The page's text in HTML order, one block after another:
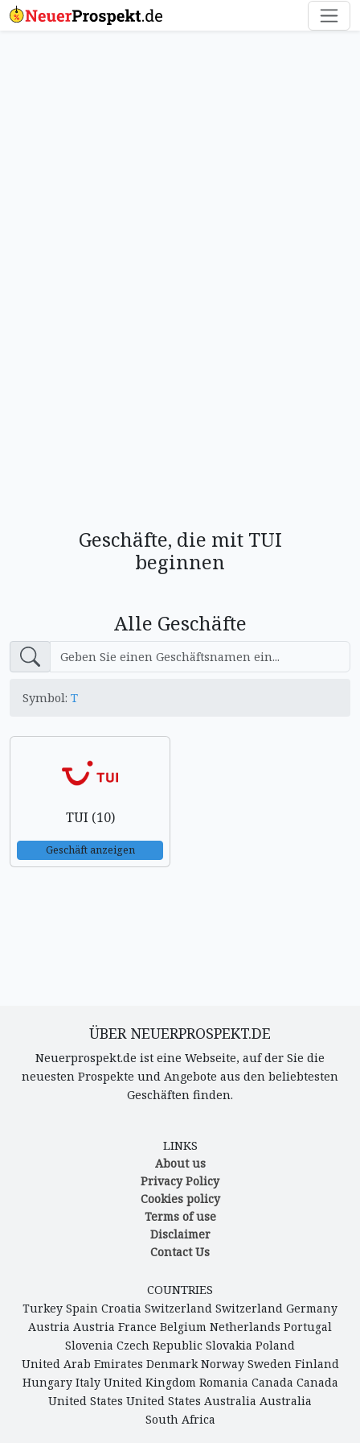
Geschäfte, die mit TUI
beginnen
Alle Geschäfte
Symbol: T
TUI (10)
Geschäft anzeigen
ÜBER NEUERPROSPEKT.DE
Neuerprospekt.de ist eine Webseite, auf der Sie die
neuesten Prospekte und Angebote aus den beliebtesten
Geschäften finden.
LINKS
About us
Privacy Policy
Cookies policy
Terms of use
Disclaimer
Contact Us
COUNTRIES
Turkey Spain Croatia Switzerland Switzerland Germany
Austria Austria France Belgium Netherlands Portugal
Slovenia Czech Republic Slovakia Poland
United Arab Emirates Denmark Norway Sweden Finland
Hungary Italy United Kingdom Romania Canada Canada
United States United States Australia Australia
South Africa